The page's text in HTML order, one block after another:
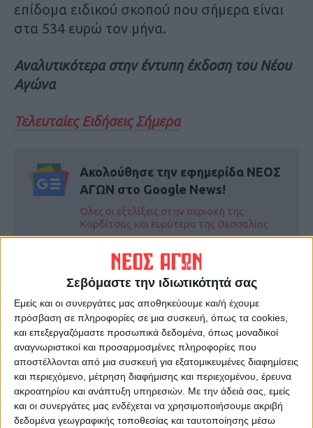
Σεβόμαστε την ιδιωτικότητά σας
Εμείς και οι συνεργάτες μας αποθηκεύουμε και/ή έχουμε
πρόσβαση σε πληροφορίες σε μια συσκευή, όπως τα cookies,
και επεξεργαζόμαστε προσωπικά δεδομένα, όπως μοναδικοί
αναγνωριστικοί και προσαρμοσμένες πληροφορίες που
αποστέλλονται από μια συσκευή για εξατομικευμένες διαφημίσεις
και περιεχόμενο, μέτρηση διαφήμισης και περιεχομένου, έρευνα
ακροατηρίου και ανάπτυξη υπηρεσιών. Με την άδειά σας, εμείς
και οι συνεργάτες μας ενδέχεται να χρησιμοποιήσουμε ακριβή
δεδομένα γεωγραφικής τοποθεσίας και ταυτοποίησης μέσω
επίδομα ειδικού σκοπού που σήμερα είναι
στα 534 ευρώ τον μήνα.
Αναλυτικότερα στην έντυπη έκδοση του Νέου
Αγώνα
Τελευταίες Ειδήσεις Σήμερα
Ακολούθησε την εφημερίδα ΝΕΟΣ
ΑΓΩΝ στο Google News!
Όλες οι εξελίξεις στην περιοχή της
Καρδίτσας και ευρύτερα της Θεσσαλίας
ΠΡΟΗΓΟΥΜΕΝΟ ΑΡΘΡΟ
Ψυχρολουσία ΗΠΑ σε
Ερντογάν: Γιατί έκαναν άρση
εμπάργκο όπλων για την
Κύπρο μετά από 33 χρόνια
Ιχνηλάτηση επαφών από τον
ΕΟΔΥ για την 84χρονη έφυγε
από τη ζωή λόγω covid 19